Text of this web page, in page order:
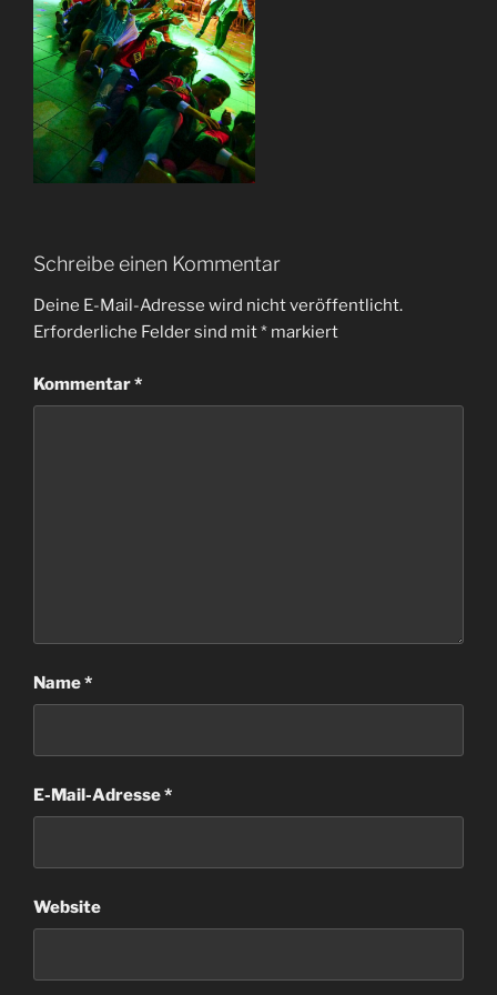
Schreibe einen Kommentar
Deine E-Mail-Adresse wird nicht veröffentlicht.
Erforderliche Felder sind mit* markiert
Kommentar*
Name*
E-Mail-Adresse*
Website